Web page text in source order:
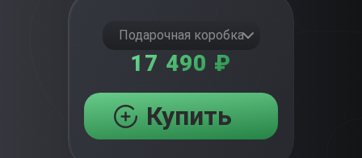
Подарочная коробка
17 490 ₽
Купить